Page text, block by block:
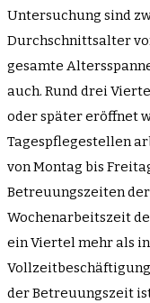
Untersuchung sind
Durchschnittsalter
gesamte
auch. Rund drei
oder später eröffnet
Tagespflegestellen
von Montag bis
Betreuungszeiten
Wochenarbeitszeit
ein Viertel mehr als
der Betreuungszeit